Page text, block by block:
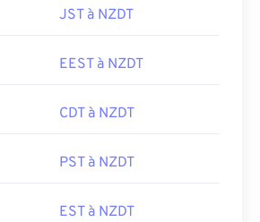
JST à NZDT
EEST à NZDT
CDT à NZDT
PST à NZDT
EST à NZDT